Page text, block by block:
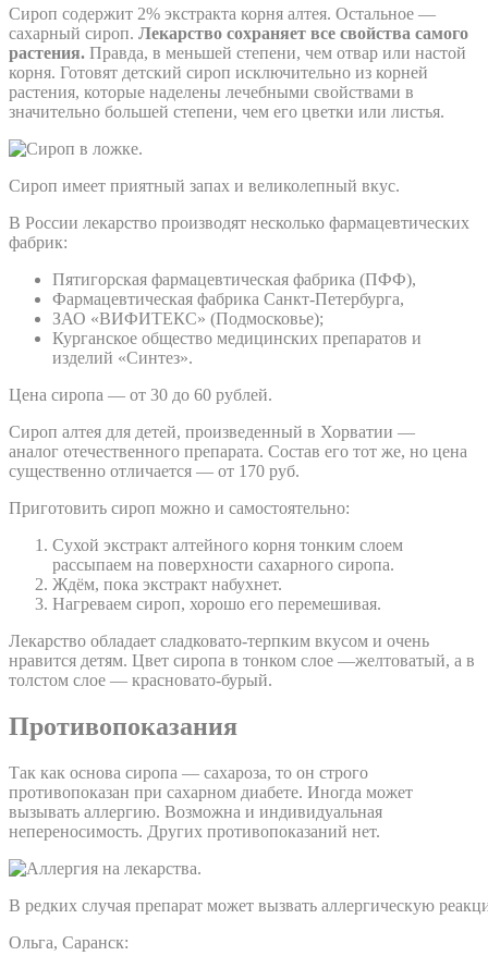
Сироп содержит 2% экстракта корня алтея. Остальное —
сахарный сироп. Лекарство сохраняет все свойства самого
растения. Правда, в меньшей степени, чем отвар или настой
корня. Готовят детский сироп исключительно из корней
растения, которые наделены лечебными свойствами в
значительно большей степени, чем его цветки или листья.
Сироп имеет приятный запах и великолепный вкус.
В России лекарство производят несколько фармацевтических
фабрик:
Пятигорская фармацевтическая фабрика (ПФФ),
Фармацевтическая фабрика Санкт-Петербурга,
ЗАО «ВИФИТЕКС» (Подмосковье);
Курганское общество медицинских препаратов и
изделий «Синтез».
Цена сиропа — от 30 до 60 рублей.
Сироп алтея для детей, произведенный в Хорватии —
аналог отечественного препарата. Состав его тот же, но цена
существенно отличается — от 170 руб.
Приготовить сироп можно и самостоятельно:
Сухой экстракт алтейного корня тонким слоем
рассыпаем на поверхности сахарного сиропа.
Ждём, пока экстракт набухнет.
Нагреваем сироп, хорошо его перемешивая.
Лекарство обладает сладковато-терпким вкусом и очень
нравится детям. Цвет сиропа в тонком слое —желтоватый, а в
толстом слое — красновато-бурый.
Противопоказания
Так как основа сиропа — сахароза, то он строго
противопоказан при сахарном диабете. Иногда может
вызывать аллергию. Возможна и индивидуальная
непереносимость. Других противопоказаний нет.
В редких случая препарат может вызвать аллергическую
Ольга, Саранск: